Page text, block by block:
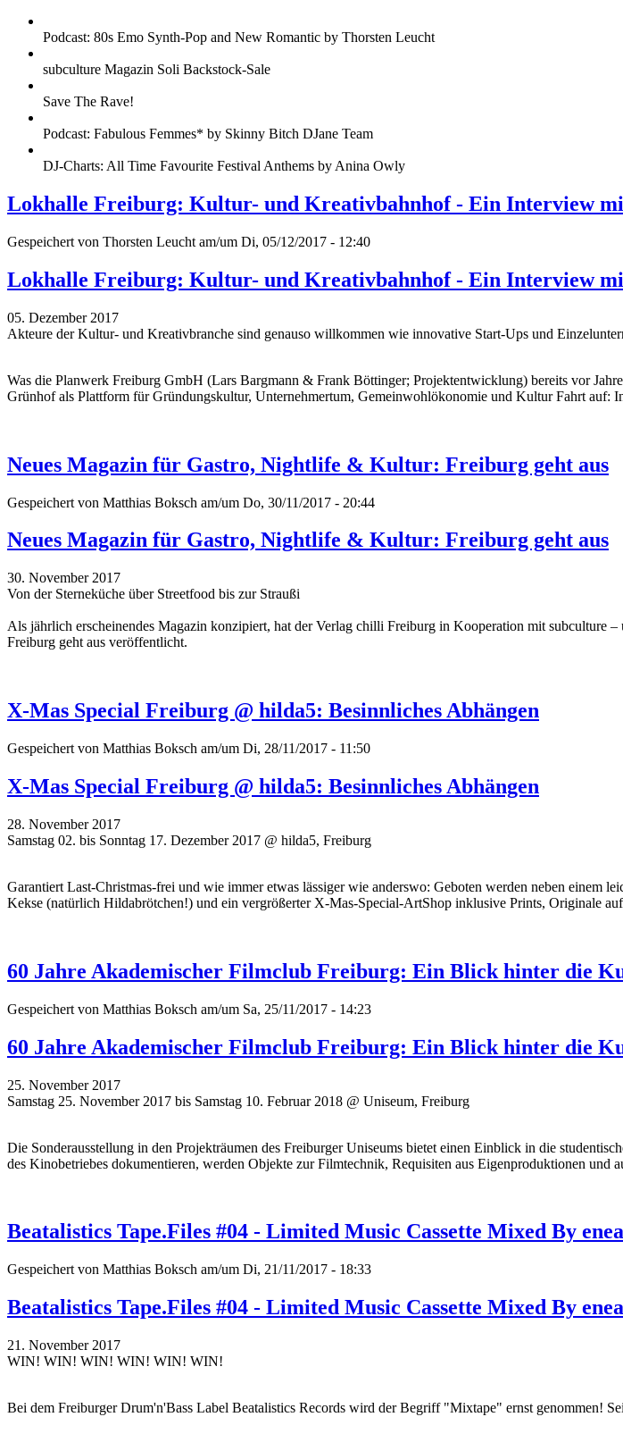
Podcast: 80s Emo Synth-Pop and New Romantic by Thorsten Leucht
subculture Magazin Soli Backstock-Sale
Save The Rave!
Podcast: Fabulous Femmes* by Skinny Bitch DJane Team
DJ-Charts: All Time Favourite Festival Anthems by Anina Owly
Lokhalle Freiburg: Kultur- und Kreativbahnhof - Ein Interview
Gespeichert von Thorsten Leucht am/um Di, 05/12/2017 - 12:40
Lokhalle Freiburg: Kultur- und Kreativbahnhof - Ein Interview
05. Dezember 2017
Akteure der Kultur- und Kreativbranche sind genauso willkommen wie innovative Start-Ups und
Was die Planwerk Freiburg GmbH (Lars Bargmann & Frank Böttinger; Projektentwicklung) bereits vor
Grünhof als Plattform für Gründungskultur, Unternehmertum, Gemeinwohlökonomie und Kultur Fahrt
Neues Magazin für Gastro, Nightlife & Kultur: Freiburg geht aus
Gespeichert von Matthias Boksch am/um Do, 30/11/2017 - 20:44
Neues Magazin für Gastro, Nightlife & Kultur: Freiburg geht aus
30. November 2017
Von der Sterneküche über Streetfood bis zur Straußi
Als jährlich erscheinendes Magazin konzipiert, hat der Verlag chilli Freiburg in Kooperation mit subculture
Freiburg geht aus veröffentlicht.
X-Mas Special Freiburg @ hilda5: Besinnliches Abhängen
Gespeichert von Matthias Boksch am/um Di, 28/11/2017 - 11:50
X-Mas Special Freiburg @ hilda5: Besinnliches Abhängen
28. November 2017
Samstag 02. bis Sonntag 17. Dezember 2017 @ hilda5, Freiburg
Garantiert Last-Christmas-frei und wie immer etwas lässiger wie anderswo: Geboten werden neben einem
Kekse (natürlich Hildabrötchen!) und ein vergrößerter X-Mas-Special-ArtShop inklusive Prints, Originale
60 Jahre Akademischer Filmclub Freiburg: Ein Blick hinter die
Gespeichert von Matthias Boksch am/um Sa, 25/11/2017 - 14:23
60 Jahre Akademischer Filmclub Freiburg: Ein Blick hinter die
25. November 2017
Samstag 25. November 2017 bis Samstag 10. Februar 2018 @ Uniseum, Freiburg
Die Sonderausstellung in den Projekträumen des Freiburger Uniseums bietet einen Einblick in die
des Kinobetriebes dokumentieren, werden Objekte zur Filmtechnik, Requisiten aus Eigenproduktionen und
Beatalistics Tape.Files #04 - Limited Music Cassette Mixed By enea
Gespeichert von Matthias Boksch am/um Di, 21/11/2017 - 18:33
Beatalistics Tape.Files #04 - Limited Music Cassette Mixed By enea
21. November 2017
WIN! WIN! WIN! WIN! WIN! WIN!
Bei dem Freiburger Drum'n'Bass Label Beatalistics Records wird der Begriff "Mixtape" ernst genommen!